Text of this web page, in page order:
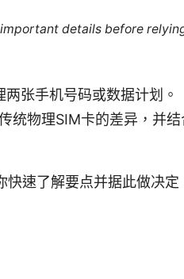
details before
张手机号码或数据计划。
统物理SIM卡的差异，并结
速了解要点并据此做决定